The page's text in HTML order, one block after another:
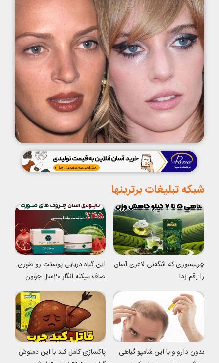
شبکه تبلیغات برترینها
چربیسوزی که شگفتی لاغری آسان
را رقم زد!
این گیاه دریایی پوستت رو طوری
صاف میکنه انگار 20سال جوون
شدی
بدون دارو و با این شامپو گیاهی
پاکسازی کامل کبد با این دمنوش